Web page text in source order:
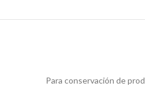
Para conservación de